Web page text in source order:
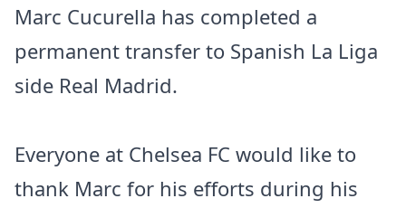
Marc Cucurella has completed a
permanent transfer to Spanish La Liga
side Real Madrid.
Everyone at Chelsea FC would like to
thank Marc for his efforts during his